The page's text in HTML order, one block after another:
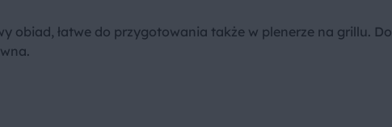
obiad, łatwe do przygotowania także w plenerze na grillu. Do